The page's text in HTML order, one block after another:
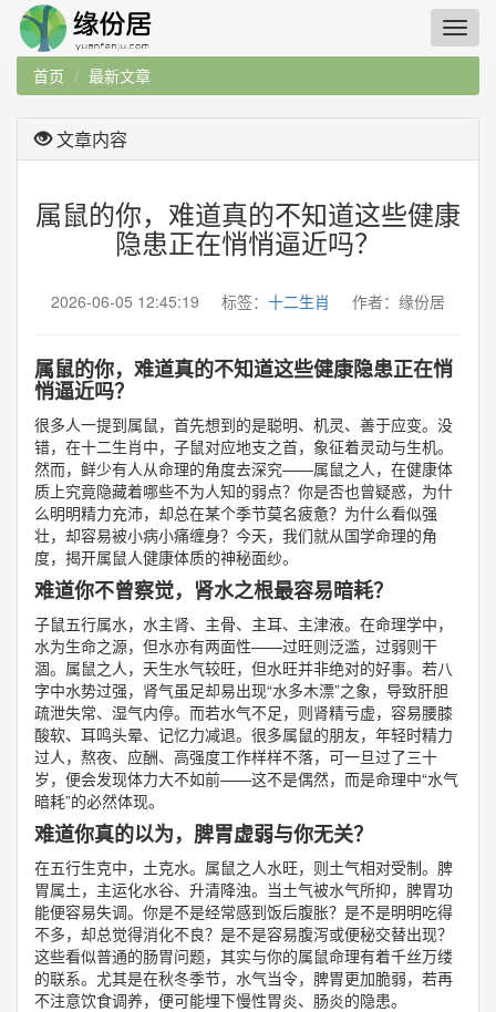
首页 最新文章
文章内容
属鼠的你，难道真的不知道这些健康
隐患正在悄悄逼近吗？
2026-06-05 12:45:19 标签： 十二生肖 作者：缘份居
属鼠的你，难道真的不知道这些健康隐患正在悄
悄逼近吗？
很多人一提到属鼠，首先想到的是聪明、机灵、善于应变。没
错，在十二生肖中，子鼠对应地支之首，象征着灵动与生机。
然而，鲜少有人从命理的角度去深究——属鼠之人，在健康体
质上究竟隐藏着哪些不为人知的弱点？你是否也曾疑惑，为什
么明明精力充沛，却总在某个季节莫名疲惫？为什么看似强
壮，却容易被小病小痛缠身？今天，我们就从国学命理的角
度，揭开属鼠人健康体质的神秘面纱。
难道你不曾察觉，肾水之根最容易暗耗？
子鼠五行属水，水主肾、主骨、主耳、主津液。在命理学中，
水为生命之源，但水亦有两面性——过旺则泛滥，过弱则干
涸。属鼠之人，天生水气较旺，但水旺并非绝对的好事。若八
字中水势过强，肾气虽足却易出现“水多木漂”之象，导致肝胆
疏泄失常、湿气内停。而若水气不足，则肾精亏虚，容易腰膝
酸软、耳鸣头晕、记忆力减退。很多属鼠的朋友，年轻时精力
过人，熬夜、应酬、高强度工作样样不落，可一旦过了三十
岁，便会发现体力大不如前——这不是偶然，而是命理中“水气
暗耗”的必然体现。
难道你真的以为，脾胃虚弱与你无关？
在五行生克中，土克水。属鼠之人水旺，则土气相对受制。脾
胃属土，主运化水谷、升清降浊。当土气被水气所抑，脾胃功
能便容易失调。你是不是经常感到饭后腹胀？是不是明明吃得
不多，却总觉得消化不良？是不是容易腹泻或便秘交替出现？
这些看似普通的肠胃问题，其实与你的属鼠命理有着千丝万缕
的联系。尤其是在秋冬季节，水气当令，脾胃更加脆弱，若再
不注意饮食调养，便可能埋下慢性胃炎、肠炎的隐患。